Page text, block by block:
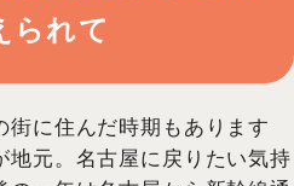
られて
に住んだ時期もあります
地元。名古屋に戻りたい気持